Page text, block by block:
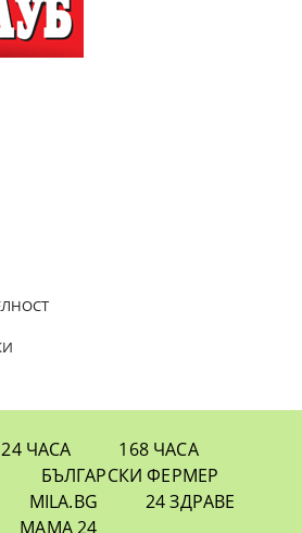
24 ЧАСА
168 ЧАСА
БЪЛГАРСКИ ФЕРМЕР
MILA.BG
24 ЗДРАВЕ
МАМА 24